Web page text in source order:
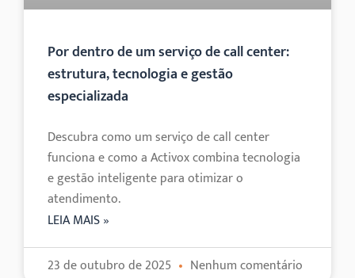
Por dentro de um serviço de call center:
estrutura, tecnologia e gestão
especializada
Descubra como um serviço de call center
funciona e como a Activox combina tecnologia
e gestão inteligente para otimizar o
atendimento.
LEIA MAIS »
23 de outubro de 2025 Nenhum comentário